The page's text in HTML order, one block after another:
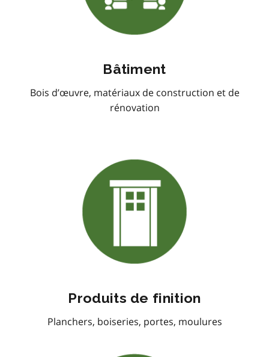
Bâtiment
Bois d’œuvre, matériaux de construction et de
rénovation
Produits de finition
Planchers, boiseries, portes, moulures